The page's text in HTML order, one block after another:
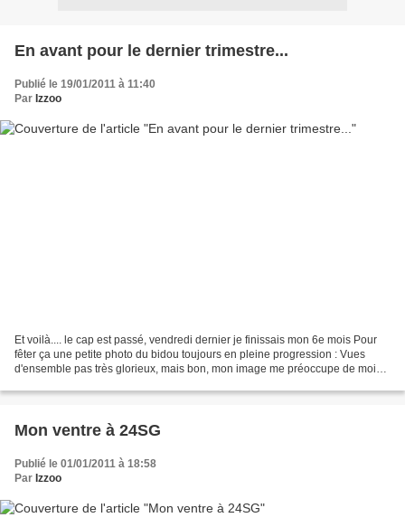
En avant pour le dernier trimestre...
Publié le 19/01/2011 à 11:40
Par Izzoo
Et voilà.... le cap est passé, vendredi dernier je finissais mon 6e mois Pour
fêter ça une petite photo du bidou toujours en pleine progression : Vues
d'ensemble pas très glorieux, mais bon, mon image me préoccupe de moins
Mon ventre à 24SG
Publié le 01/01/2011 à 18:58
Par Izzoo